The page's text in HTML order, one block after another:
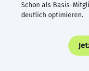
Schon als Basis-
deutlich optimieren.